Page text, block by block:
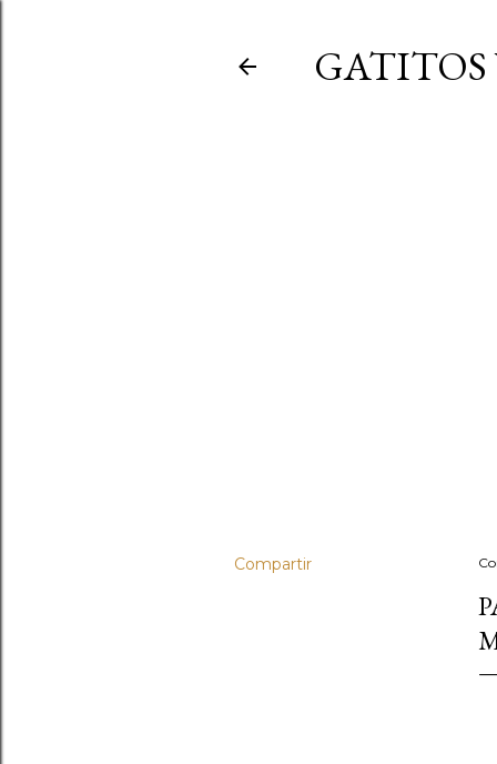
GATITOS
Compartir